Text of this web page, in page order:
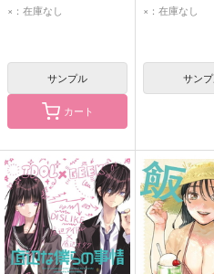
×：在庫なし
サンプル
カート
×：在庫なし
サン